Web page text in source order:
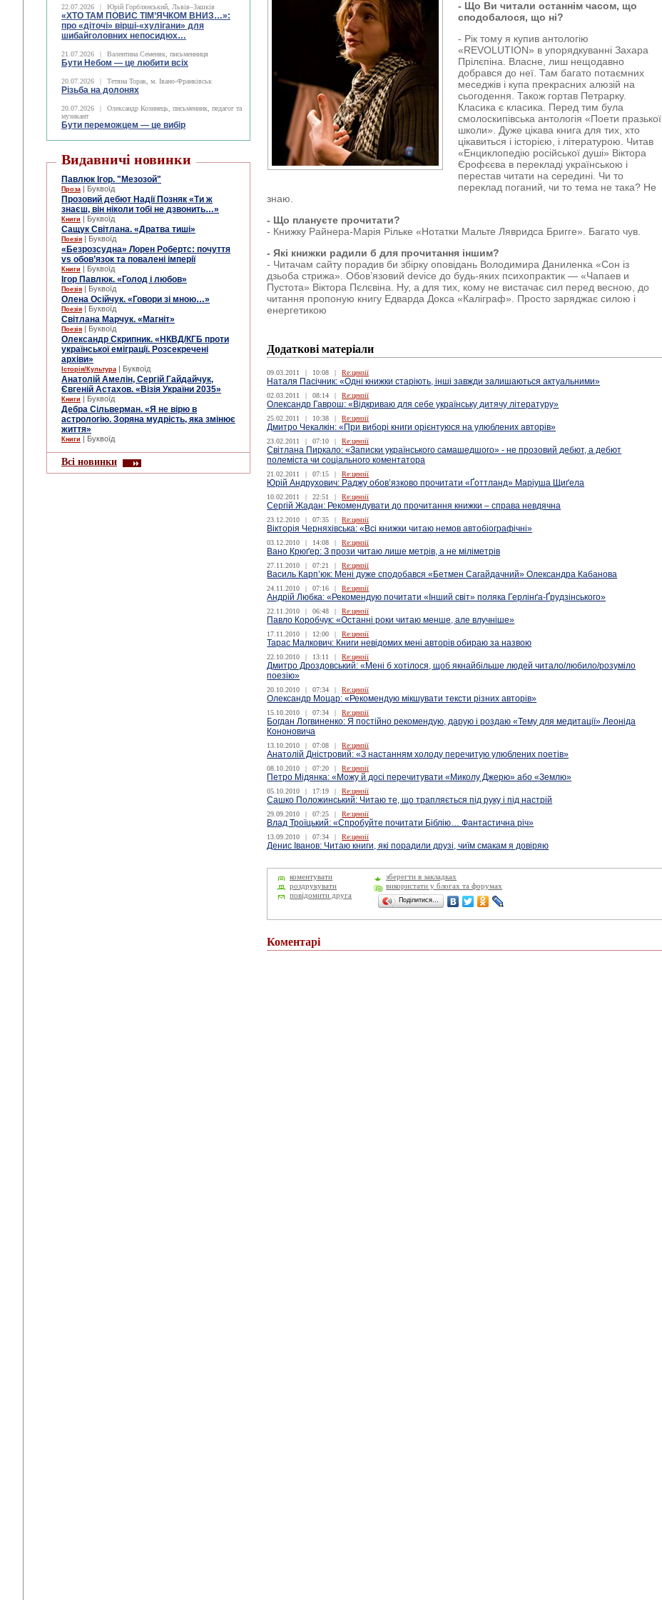
22.07.2026 | Юрій Горблянський, Львів–Зашків
«ХТО ТАМ ПОВИС ТІМ’ЯЧКОМ ВНИЗ…»:
про «діточі» вірші-«хулігани» для
шибайголовних непосидюх…
21.07.2026 | Валентина Семеняк, письменниця
Бути Небом ― це любити всіх
20.07.2026 | Тетяна Торак, м. Івано-Франківськ
Різьба на долонях
20.07.2026 |
Олександр Козинець, письменник, педагог та
музикант
Бути переможцем — це вибір
Видавничі новинки
Павлюк Ігор. "Мезозой"
Проза | Буквоїд
Прозовий дебют Надії Позняк «Ти ж
знаєш, він ніколи тобі не дзвонить…»
Книги | Буквоїд
Сащук Світлана. «Дратва тиші»
Поезія | Буквоїд
«Безрозсудна» Лорен Робертс: почуття
vs обов’язок та повалені імперії
Книги | Буквоїд
Ігор Павлюк. «Голод і любов»
Поезія | Буквоїд
Олена Осійчук. «Говори зі мною…»
Поезія | Буквоїд
Світлана Марчук. «Магніт»
Поезія | Буквоїд
Олександр Скрипник. «НКВД/КГБ проти
української еміграції. Розсекречені
архіви»
Історія/Культура | Буквоїд
Анатолій Амелін, Сергій Гайдайчук,
Євгеній Астахов. «Візія України 2035»
Книги | Буквоїд
Дебра Сільверман. «Я не вірю в
астрологію. Зоряна мудрість, яка змінює
життя»
Книги | Буквоїд
Всі новинки
- Що Ви читали останнім часом, що
сподобалося, що ні?
- Рік тому я купив антологію
«REVOLUTION» в упорядкуванні Захара
Прілєпіна. Власне, лиш нещодавно
добрався до неї. Там багато потаємних
меседжів і купа прекрасних алюзій на
сьогодення. Також гортав Петрарку.
Класика є класика. Перед тим була
смолоскипівська антологія «Поети празької
школи». Дуже цікава книга для тих, хто
цікавиться і історією, і літературою. Читав
«Енциклопедію російської душі» Віктора
Єрофєєва в перекладі українською і
перестав читати на середині. Чи то
переклад поганий, чи то тема не така? Не
знаю.
- Що плануєте прочитати?
- Книжку Райнера-Марія Рільке «Нотатки Мальте Лявридса Бригге». Багато чув.
- Які книжки радили б для прочитання іншим?
- Читачам сайту порадив би збірку оповідань Володимира Даниленка «Сон із
дзьоба стрижа». Обов’язовий device до будь-яких психопрактик — «Чапаев и
Пустота» Віктора Пєлєвіна. Ну, а для тих, кому не вистачає сил перед весною, до
читання пропоную книгу Едварда Докса «Каліграф». Просто заряджає силою і
енергетикою
Додаткові матеріали
09.03.2011 | 10:08 | Re:цензії
Наталя Пасічник: «Одні книжки старіють, інші завжди залишаються актуальними»
02.03.2011 | 08:14 | Re:цензії
Олександр Гаврош: «Відкриваю для себе українську дитячу літературу»
25.02.2011 | 10:38 | Re:цензії
Дмитро Чекалкін: «При виборі книги орієнтуюся на улюблених авторів»
23.02.2011 | 07:10 | Re:цензії
Світлана Пиркало: «Записки українського самашедшого» - не прозовий дебют, а дебют
полеміста чи соціального коментатора
21.02.2011 | 07:15 | Re:цензії
Юрій Андрухович: Раджу обов’язково прочитати «Ґоттланд» Маріуша Щиґела
10.02.2011 | 22:51 | Re:цензії
Сергій Жадан: Рекомендувати до прочитання книжки – справа невдячна
23.12.2010 | 07:35 | Re:цензії
Вікторія Черняхівська: «Всі книжки читаю немов автобіографічні»
03.12.2010 | 14:08 | Re:цензії
Вано Крюґер: З прози читаю лише метрів, а не міліметрів
27.11.2010 | 07:21 | Re:цензії
Василь Карп’юк: Мені дуже сподобався «Бетмен Сагайдачний» Олександра Кабанова
24.11.2010 | 07:16 | Re:цензії
Андрій Любка: «Рекомендую почитати «Інший світ» поляка Герлінґа-Ґрудзінського»
22.11.2010 | 06:48 | Re:цензії
Павло Коробчук: «Останні роки читаю менше, але влучніше»
17.11.2010 | 12:00 | Re:цензії
Тарас Малкович: Книги невідомих мені авторів обираю за назвою
22.10.2010 | 13:11 | Re:цензії
Дмитро Дроздовський: «Мені б хотілося, щоб якнайбільше людей читало/любило/розуміло
поезію»
20.10.2010 | 07:34 | Re:цензії
Олександр Моцар: «Рекомендую мікшувати тексти різних авторів»
15.10.2010 | 07:34 | Re:цензії
Богдан Логвиненко: Я постійно рекомендую, дарую і роздаю «Тему для медитації» Леоніда
Кононовича
13.10.2010 | 07:08 | Re:цензії
Анатолій Дністровий: «З настанням холоду перечитую улюблених поетів»
08.10.2010 | 07:20 | Re:цензії
Петро Мідянка: «Можу й досі перечитувати «Миколу Джерю» або «Землю»
05.10.2010 | 17:19 | Re:цензії
Сашко Положинський: Читаю те, що трапляється під руку і під настрій
29.09.2010 | 07:25 | Re:цензії
Влад Троїцький: «Спробуйте почитати Біблію… Фантастична річ»
13.09.2010 | 07:34 | Re:цензії
Денис Іванов: Читаю книги, які порадили друзі, чиїм смакам я довіряю
коментувати
зберегти в закладках
роздрукувати
використати у блогах та форумах
повідомити друга
Поділитися…
Коментарі